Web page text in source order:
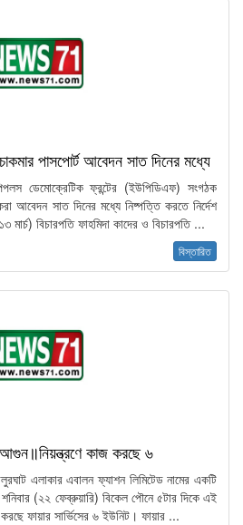
পাসপোর্ট আবেদন সাত দিনের মধ্যে
ডেমোক্রেটিক ফ্রন্টের (ইউপিডিএফ) সংগঠক
আবেদন সাত দিনের মধ্যে নিষ্পত্তি করতে নির্দেশ
মার্চ) বিচারপতি ফাহমিদা কাদের ও বিচারপতি ...
বিস্তারিত
আগুন॥নিয়ন্ত্রণে কাজ করছে ৬
এলাকার এবালন ফ্যাশন লিমিটেড নামের একটি
(২২ ফেব্রুয়ারি) বিকেল পৌনে ৫টার দিকে এই
ফায়ার সার্ভিসের ৬ ইউনিট। ফায়ার ...